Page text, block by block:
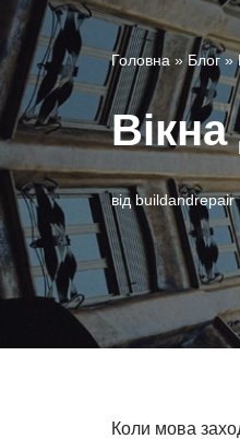
Головна »Блог»
від buildandrepair
Коли мова